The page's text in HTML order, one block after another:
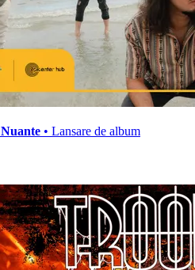
Nuante • Lansare de album